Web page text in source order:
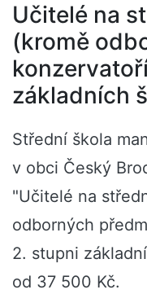
Učitelé na
(kromě
základních
Střední škola
v obci Český
"Učitelé na
odborných
2. stupni
od 37 500 Kč.